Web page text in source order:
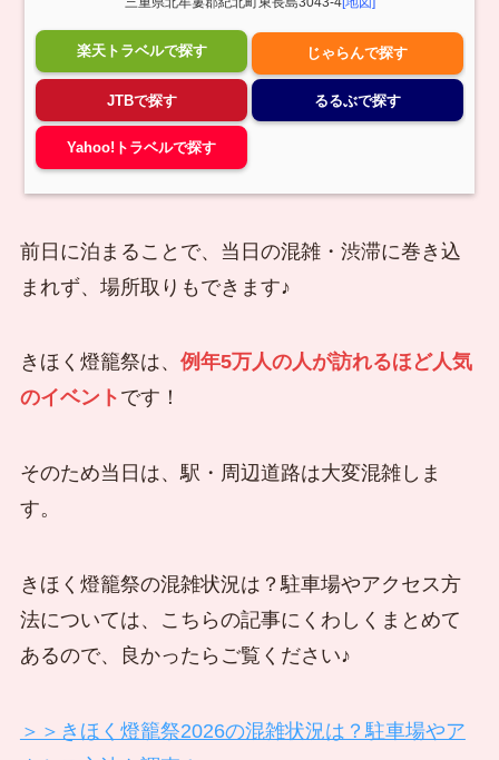
楽天トラベルで探す じゃらんで探す
JTBで探す るるぶで探す
Yahoo!トラベルで探す
前日に泊まることで、当日の混雑・渋滞に巻き込
まれず、場所取りもできます♪
きほく燈籠祭は、 例年5万人の人が訪れるほど人気
のイベント です！
そのため当日は、駅・周辺道路は大変混雑しま
す。
きほく燈籠祭の混雑状況は？駐車場やアクセス方
法については、こちらの記事にくわしくまとめて
あるので、良かったらご覧ください♪
＞＞きほく燈籠祭2026の混雑状況は？駐車場やア